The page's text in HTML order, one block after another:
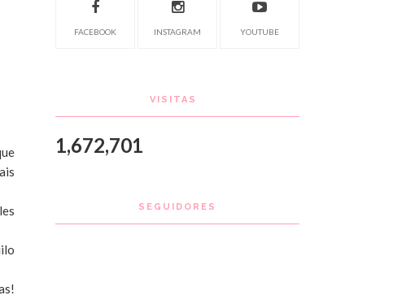
FACEBOOK INSTAGRAM YOUTUBE
VISITAS
1,672,701
SEGUIDORES